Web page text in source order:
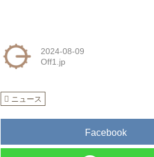
2024-08-09
Off1.jp
ニュース
Facebook